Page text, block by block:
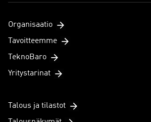
Organisaatio
Tavoitteemme
TeknoBaro
Yritystarinat
Talous ja tilastot